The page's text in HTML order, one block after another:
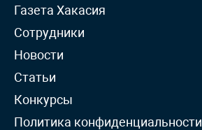
Газета Хакасия
Сотрудники
Новости
Статьи
Конкурсы
Политика конфиденциальности